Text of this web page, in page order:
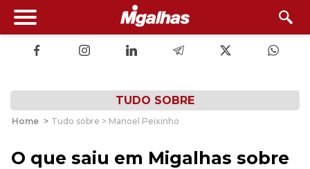
TUDO SOBRE
Home > Tudo sobre > Manoel Peixinho
O que saiu em Migalhas sobre